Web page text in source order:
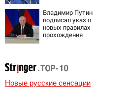
Владимир Путин
подписал указ о
новых правилах
прохождения
Новые русские сенсации